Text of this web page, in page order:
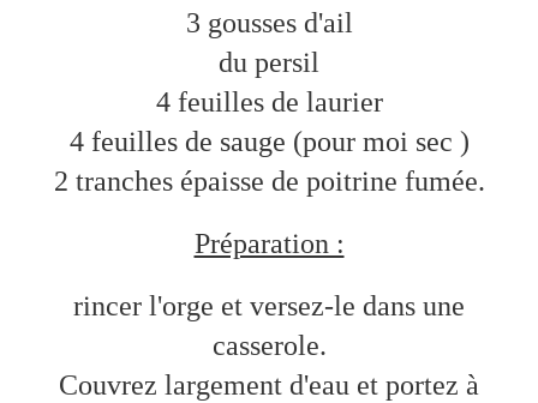
3 gousses d'ail
du persil
4 feuilles de laurier
4 feuilles de sauge (pour moi sec )
2 tranches épaisse de poitrine fumée.
Préparation :
rincer l'orge et versez-le dans une
casserole.
Couvrez largement d'eau et portez à